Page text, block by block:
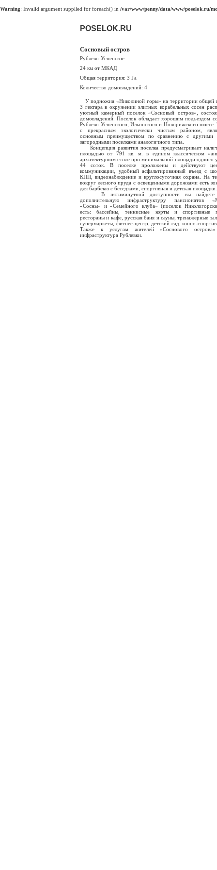
Warning: Invalid argument supplied for foreach() in /var/www/penny/data/www/poselok.ru/
POSELOK.RU
Сосновый остров
Рублево-Успенское
24 км от МКАД
Общая территория: 3 Га
Количество домовладений: 4
У подножия «Николиной горы» на территории общей
3 гектара в окружении элитных корабельных сосен
уютный камерный поселок «Сосновый остров»,
домовладений. Поселок обладает хорошим подъездом
Рублево-Успенского, Ильинского и Новорижского шоссе.
с прекрасным экологически чистым районом,
основным преимуществом по сравнению с другими
загородными поселками аналогичного типа.
Концепция развития поселка предусматривает
площадью от 791 кв. м. в едином классическом
архитектурном стиле при минимальной площади одного
44 соток. В поселке проложены и действуют
коммуникации, удобный асфальтированный въезд с
КПП, видеонаблюдение и круглосуточная охрана. На
вокруг лесного пруда с освещенными дорожками есть
для барбекю с беседками, спортивная и детская площадки.
В пятиминутной доступности вы найдете
дополнительную инфраструктуру пансионатов
«Сосны» и «Семейного клуба» (поселок
есть: бассейны, теннисные корты и спортивные
рестораны и кафе, русская баня и сауны, тренажерные
супермаркеты, фитнес-центр, детский сад, конно-
Также к услугам жителей «Соснового острова»
инфраструктура Рублевки.